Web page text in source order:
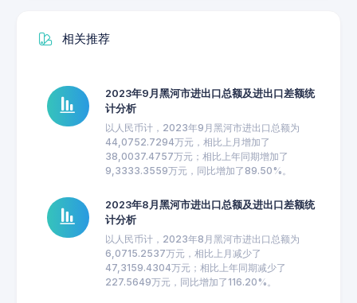
相关推荐
2023年9月黑河市进出口总额及进出口差额统
计分析
以人民币计，2023年9月黑河市进出口总额为
44,0752.7294万元，相比上月增加了
38,0037.4757万元；相比上年同期增加了
9,3333.3559万元，同比增加了89.50%。
2023年8月黑河市进出口总额及进出口差额统
计分析
以人民币计，2023年8月黑河市进出口总额为
6,0715.2537万元，相比上月减少了
47,3159.4304万元；相比上年同期减少了
227.5649万元，同比增加了116.20%。